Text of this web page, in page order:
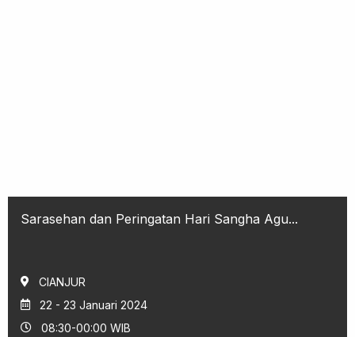
Sarasehan dan Peringatan Hari Sangha Agu...
CIANJUR
22 - 23 Januari 2024
08:30-00:00 WIB